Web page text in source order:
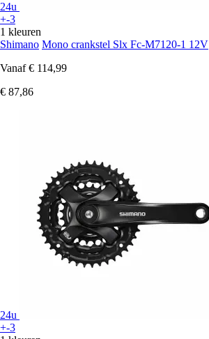
24u
+-3
1 kleuren
Shimano Mono crankstel Slx Fc-M7120-1 12V
Vanaf € 114,99
€ 87,86
24u
+-3